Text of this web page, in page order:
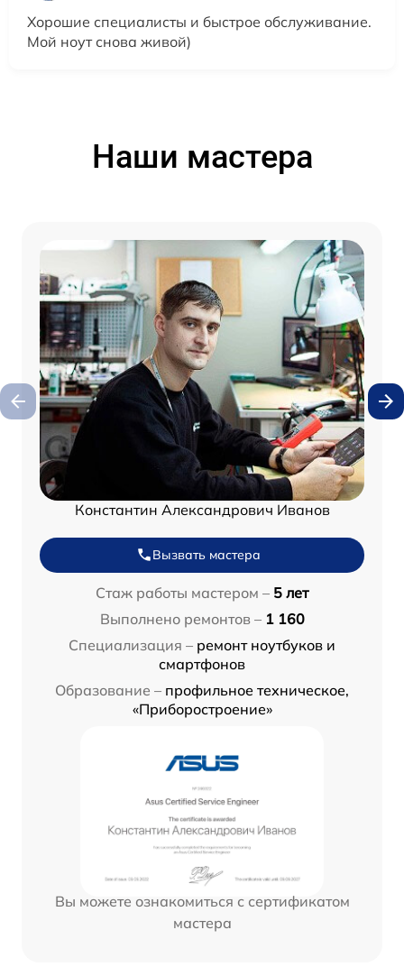
Хорошие специалисты и быстрое обслуживание.
Мой ноут снова живой)
Наши мастера
Константин Александрович Иванов
Вызвать мастера
Стаж работы мастером – 5 лет
Выполнено ремонтов – 1 160
Специализация – ремонт ноутбуков и
смартфонов
Образование – профильное техническое,
«Приборостроение»
Вы можете ознакомиться с сертификатом
мастера